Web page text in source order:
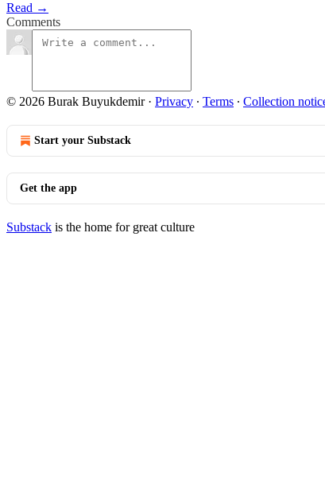
Read →
Comments
© 2026 Burak Buyukdemir· Privacy ∙ Terms ∙ Collection
Start your Substack
Get the app
Substack is the home for great culture